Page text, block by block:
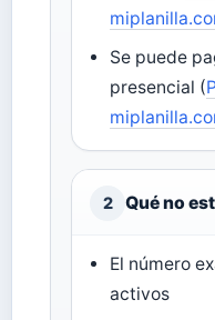
Se puede
presencial (
2 Qué no
El número
activos